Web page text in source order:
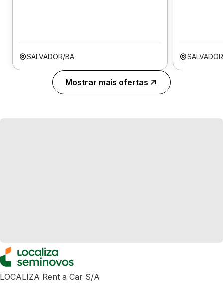
SALVADOR/BA
Mostrar mais ofertas
LOCALIZA Rent a Car S/A